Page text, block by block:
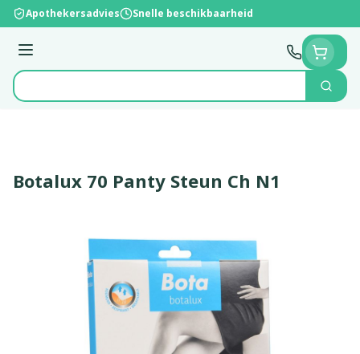
Ga naar de inhoud
Apothekersadvies Snelle beschikbaarheid
Menu
Product, merk, categorie...
Zoek
Botalux 70 Panty Steun Ch N1